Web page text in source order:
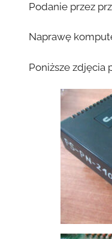
Podanie przez
Naprawę
Poniższe zdjęcia